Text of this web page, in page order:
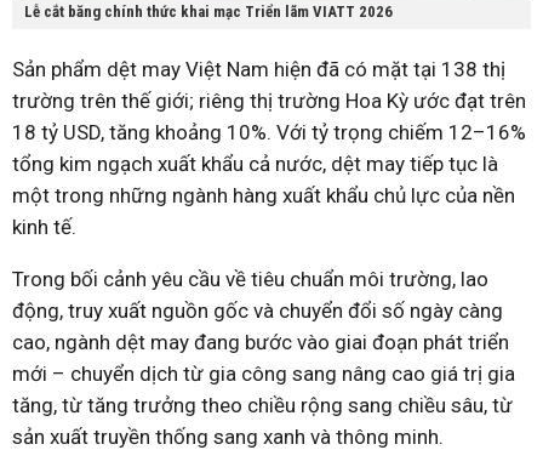
Lễ cắt băng chính thức khai mạc Triển lãm VIATT 2026
Sản phẩm dệt may Việt Nam hiện đã có mặt tại 138 thị
trường trên thế giới; riêng thị trường Hoa Kỳ ước đạt trên
18 tỷ USD, tăng khoảng 10%. Với tỷ trọng chiếm 12–16%
tổng kim ngạch xuất khẩu cả nước, dệt may tiếp tục là
một trong những ngành hàng xuất khẩu chủ lực của nền
kinh tế.
Trong bối cảnh yêu cầu về tiêu chuẩn môi trường, lao
động, truy xuất nguồn gốc và chuyển đổi số ngày càng
cao, ngành dệt may đang bước vào giai đoạn phát triển
mới – chuyển dịch từ gia công sang nâng cao giá trị gia
tăng, từ tăng trưởng theo chiều rộng sang chiều sâu, từ
sản xuất truyền thống sang xanh và thông minh.